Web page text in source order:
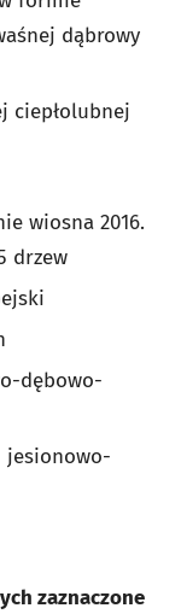
dąbrowy
ciepłolubnej
wiosna 2016.
drzew
dębowo-
jesionowo-
zaznaczone